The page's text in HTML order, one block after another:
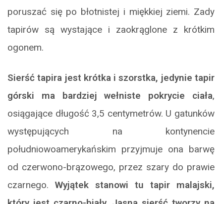
poruszać się po błotnistej i miękkiej ziemi. Zady
tapirów są wystające i zaokrąglone z krótkim
ogonem.
Sierść tapira jest krótka i szorstka, jedynie tapir
górski ma bardziej wełniste pokrycie ciała,
osiągające długość 3,5 centymetrów. U gatunków
występujących na kontynencie
południowoamerykańskim przyjmuje ona barwę
od czerwono-brązowego, przez szary do prawie
czarnego. Wyjątek stanowi tu tapir malajski,